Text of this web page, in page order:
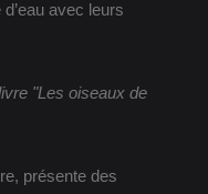
avec leurs
"Les oiseaux de
présente des